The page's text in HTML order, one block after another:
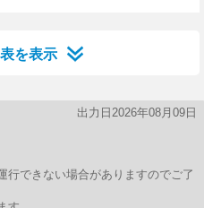
を表示
出力日2026年08月09日
できない場合がありますのでご了